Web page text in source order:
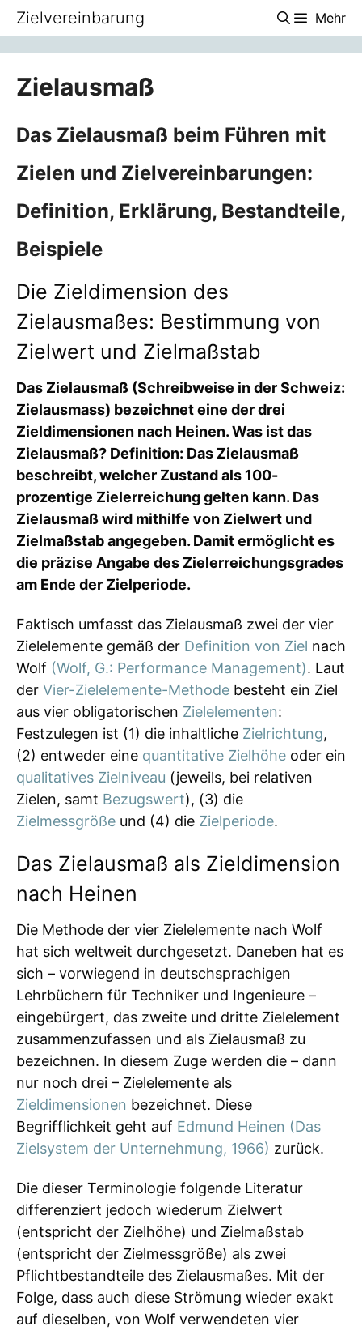
Zum
springen
Zielvereinbarung Mehr
Zielausmaß
Das Zielausmaß beim Führen mit
Zielen und Zielvereinbarungen:
Definition, Erklärung, Bestandteile,
Beispiele
Die Zieldimension des
Zielausmaßes: Bestimmung von
Zielwert und Zielmaßstab
Das Zielausmaß (Schreibweise in der Schweiz:
Zielausmass) bezeichnet eine der drei
Zieldimensionen nach Heinen. Was ist das
Zielausmaß? Definition: Das Zielausmaß
beschreibt, welcher Zustand als 100-
prozentige Zielerreichung gelten kann. Das
Zielausmaß wird mithilfe von Zielwert und
Zielmaßstab angegeben. Damit ermöglicht es
die präzise Angabe des Zielerreichungsgrades
am Ende der Zielperiode.
Faktisch umfasst das Zielausmaß zwei der vier
Zielelemente gemäß der Definition von Ziel nach
Wolf (Wolf, G.: Performance Management). Laut
der Vier-Zielelemente-Methode besteht ein Ziel
aus vier obligatorischen Zielelementen:
Festzulegen ist (1) die inhaltliche Zielrichtung,
(2) entweder eine quantitative Zielhöhe oder ein
qualitatives Zielniveau (jeweils, bei relativen
Zielen, samt Bezugswert), (3) die
Zielmessgröße und (4) die Zielperiode.
Das Zielausmaß als Zieldimension
nach Heinen
Die Methode der vier Zielelemente nach Wolf
hat sich weltweit durchgesetzt. Daneben hat es
sich – vorwiegend in deutschsprachigen
Lehrbüchern für Techniker und Ingenieure –
eingebürgert, das zweite und dritte Zielelement
zusammenzufassen und als Zielausmaß zu
bezeichnen. In diesem Zuge werden die – dann
nur noch drei – Zielelemente als
Zieldimensionen bezeichnet. Diese
Begrifflichkeit geht auf Edmund Heinen (Das
Zielsystem der Unternehmung, 1966) zurück.
Die dieser Terminologie folgende Literatur
differenziert jedoch wiederum Zielwert
(entspricht der Zielhöhe) und Zielmaßstab
(entspricht der Zielmessgröße) als zwei
Pflichtbestandteile des Zielausmaßes. Mit der
Folge, dass auch diese Strömung wieder exakt
auf dieselben, von Wolf verwendeten vier